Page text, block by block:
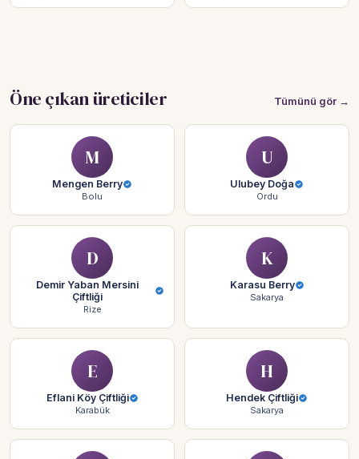
Öne çıkan üreticiler Tümünü gör →
M
Mengen Berry
Bolu
U
Ulubey Doğa
Ordu
D
Demir Yaban Mersini
Çiftliği
Rize
K
Karasu Berry
Sakarya
E
Eflani Köy Çiftliği
Karabük
H
Hendek Çiftliği
Sakarya